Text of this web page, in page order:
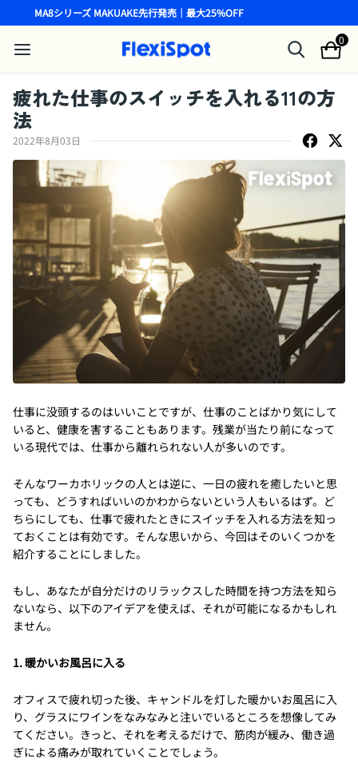
MA8シリーズ MAKUAKE先行発売｜最大25%OFF
0
疲れた仕事のスイッチを入れる11の方
法
2022年8月03日
仕事に没頭するのはいいことですが、仕事のことばかり気にして
いると、健康を害することもあります。残業が当たり前になって
いる現代では、仕事から離れられない人が多いのです。
そんなワーカホリックの人とは逆に、一日の疲れを癒したいと思
っても、どうすればいいのかわからないという人もいるはず。ど
ちらにしても、仕事で疲れたときにスイッチを入れる方法を知っ
ておくことは有効です。そんな思いから、今回はそのいくつかを
紹介することにしました。
もし、あなたが自分だけのリラックスした時間を持つ方法を知ら
ないなら、以下のアイデアを使えば、それが可能になるかもしれ
ません。
1. 暖かいお風呂に入る
オフィスで疲れ切った後、キャンドルを灯した暖かいお風呂に入
り、グラスにワインをなみなみと注いでいるところを想像してみ
てください。きっと、それを考えるだけで、筋肉が緩み、働き過
ぎによる痛みが取れていくことでしょう。